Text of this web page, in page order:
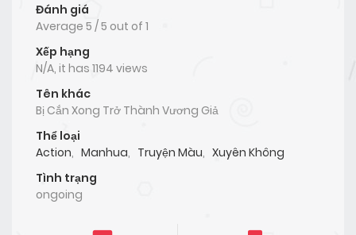
Đánh giá
Average 5 /5 out of 1
Xếp hạng
N/A, it has 1194 views
Tên khác
Bị Cắn Xong Trở Thành Vương Giả
Thể loại
Action, Manhua, Truyện Màu, Xuyên Không
Tình trạng
ongoing